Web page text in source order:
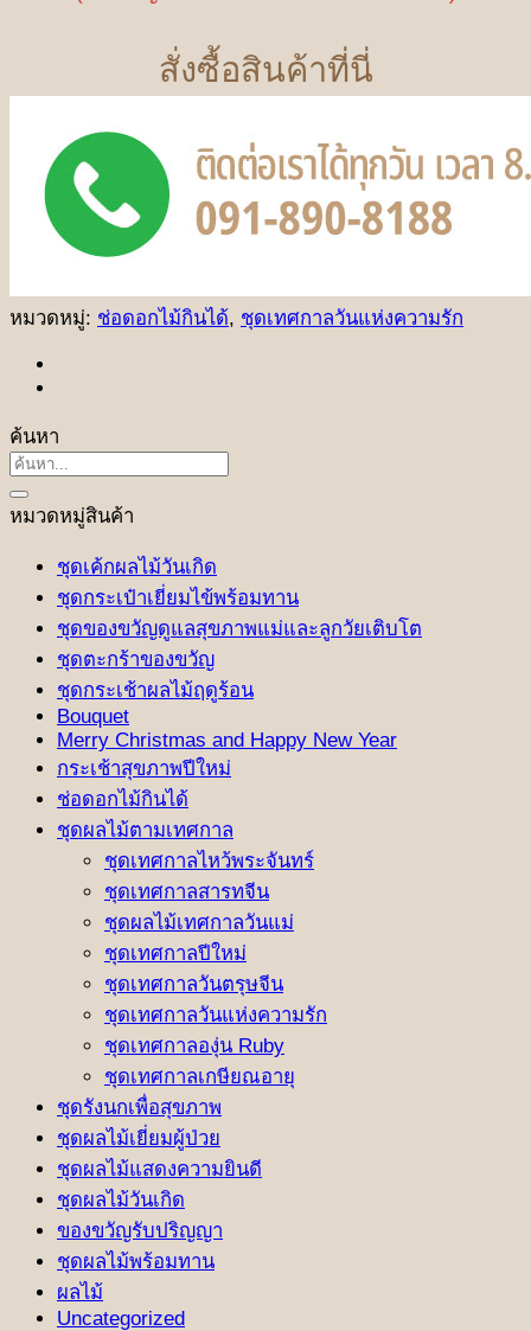
สั่งซื้อสินค้าที่นี่
หมวดหมู่: ช่อดอกไม้กินได้, ชุดเทศกาลวันแห่งความรัก
ค้นหา
ค้นหา:
หมวดหมู่สินค้า
ชุดเค้กผลไม้วันเกิด
ชุดกระเป๋าเยี่ยมไข้พร้อมทาน
ชุดของขวัญดูแลสุขภาพแม่และลูกวัยเติบโต
ชุดตะกร้าของขวัญ
ชุดกระเช้าผลไม้ฤดูร้อน
Bouquet
Merry Christmas and Happy New Year
กระเช้าสุขภาพปีใหม่
ช่อดอกไม้กินได้
ชุดผลไม้ตามเทศกาล
ชุดเทศกาลไหว้พระจันทร์
ชุดเทศกาลสารทจีน
ชุดผลไม้เทศกาลวันแม่
ชุดเทศกาลปีใหม่
ชุดเทศกาลวันตรุษจีน
ชุดเทศกาลวันแห่งความรัก
ชุดเทศกาลองุ่น Ruby
ชุดเทศกาลเกษียณอายุ
ชุดรังนกเพื่อสุขภาพ
ชุดผลไม้เยี่ยมผู้ป่วย
ชุดผลไม้แสดงความยินดี
ชุดผลไม้วันเกิด
ของขวัญรับปริญญา
ชุดผลไม้พร้อมทาน
ผลไม้
Uncategorized